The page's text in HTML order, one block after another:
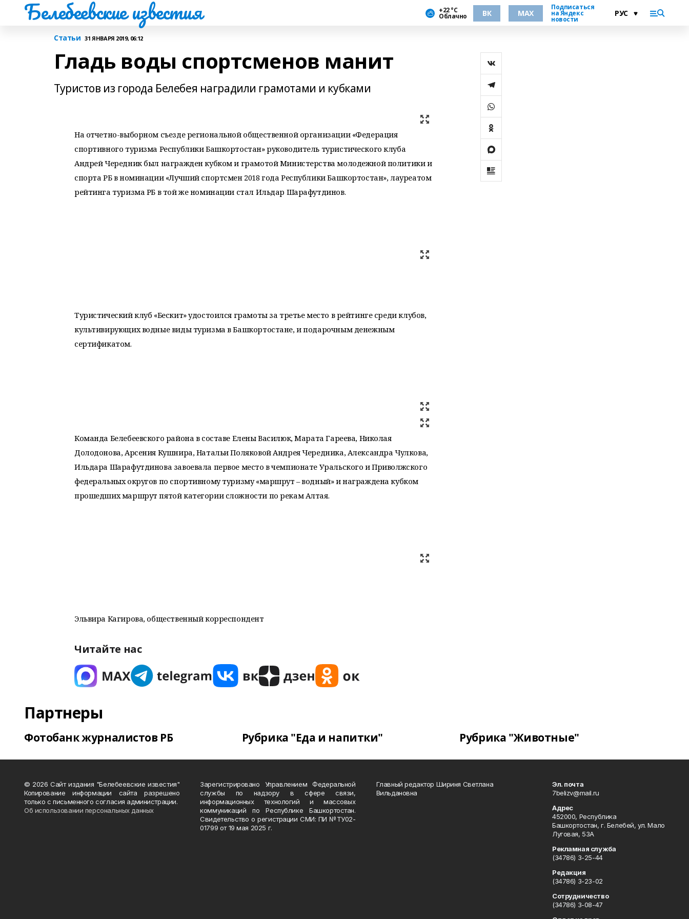
Белебеевские известия +22 °С
Облачно ВК MAX
Подписаться
на Яндекс
новости
Статьи 31 ЯНВАРЯ 2019, 06:12
Гладь воды спортсменов манит
Туристов из города Белебея наградили грамотами и кубками
На отчетно-выборном съезде региональной общественной организации «Федерация
спортивного туризма Республики Башкортостан» руководитель туристического клуба
Андрей Чередник был награжден кубком и грамотой Министерства молодежной политики и
спорта РБ в номинации «Лучший спортсмен 2018 года Республики Башкортостан», лауреатом
рейтинга туризма РБ в той же номинации стал Ильдар Шарафутдинов.
Туристический клуб «Бескит» удостоился грамоты за третье место в рейтинге среди клубов,
культивирующих водные виды туризма в Башкортостане, и подарочным денежным
сертификатом.
Команда Белебеевского района в составе Елены Василюк, Марата Гареева, Николая
Долодонова, Арсения Кушнира, Натальи Поляковой Андрея Чередника, Александра Чулкова,
Ильдара Шарафутдинова завоевала первое место в чемпионате Уральского и Приволжского
федеральных округов по спортивному туризму «маршрут – водный» и награждена кубком
прошедших маршрут пятой категории сложности по рекам Алтая.
Эльвира Кагирова, общественный корреспондент
Читайте нас
Партнеры
Фотобанк журналистов РБ Рубрика "Еда и напитки" Рубрика "Животные"
© 2026 Сайт издания "Белебеевские известия"
Копирование информации сайта разрешено
только с письменного согласия администрации.
Об использовании персональных данных
Зарегистрировано Управлением Федеральной
службы по надзору в сфере связи,
информационных технологий и массовых
коммуникаций по Республике Башкортостан.
Свидетельство о регистрации СМИ: ПИ №ТУ02-
01799 от 19 мая 2025 г.
Главный редактор Шириня Светлана
Вильдановна
Эл. почта
7belizv@mail.ru
Адрес
452000, Республика
Башкортостан, г. Белебей, ул. Мало
Луговая, 53А
Рекламная служба
(34786) 3-25-44
Редакция
(34786) 3-23-02
Сотрудничество
(34786) 3-08-47